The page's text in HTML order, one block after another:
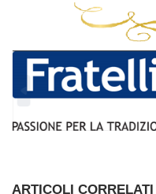
ARTICOLI CORRELATI